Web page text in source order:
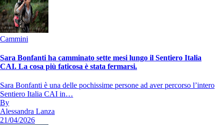
Cammini
Sara Bonfanti ha camminato sette mesi lungo il Sentiero Italia
CAI. La cosa più faticosa è stata fermarsi.
Sara Bonfanti è una delle pochissime persone ad aver percorso l’intero
Sentiero Italia CAI in…
By
Alessandra Lanza
21/04/2026